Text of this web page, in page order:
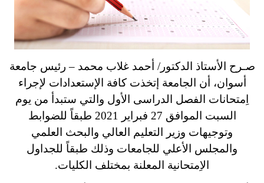
صـرح الأستاذ الدكتور/ أحمد غلاب محمد – رئيس جامعة
أسوان، أن الجامعة إتخذت كافة الإستعدادات لإجراء
اِمتحانات الفصل الدراسى الأول والتي ستبدأ من يوم
السبت الموافق 27 فبراير 2021 طبقاً للضوابط
وتوجيهات وزير التعليم العالي والبحث العلمي
والمجلس الأعلي للجامعات وذلك طبقاً للجداول
الاِمتحانية المعلنة بمختلف الكليات.